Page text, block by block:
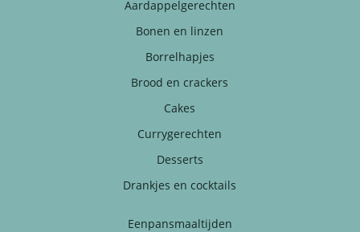
Aardappelgerechten
Bonen en linzen
Borrelhapjes
Brood en crackers
Cakes
Currygerechten
Desserts
Drankjes en cocktails
Eenpansmaaltijden